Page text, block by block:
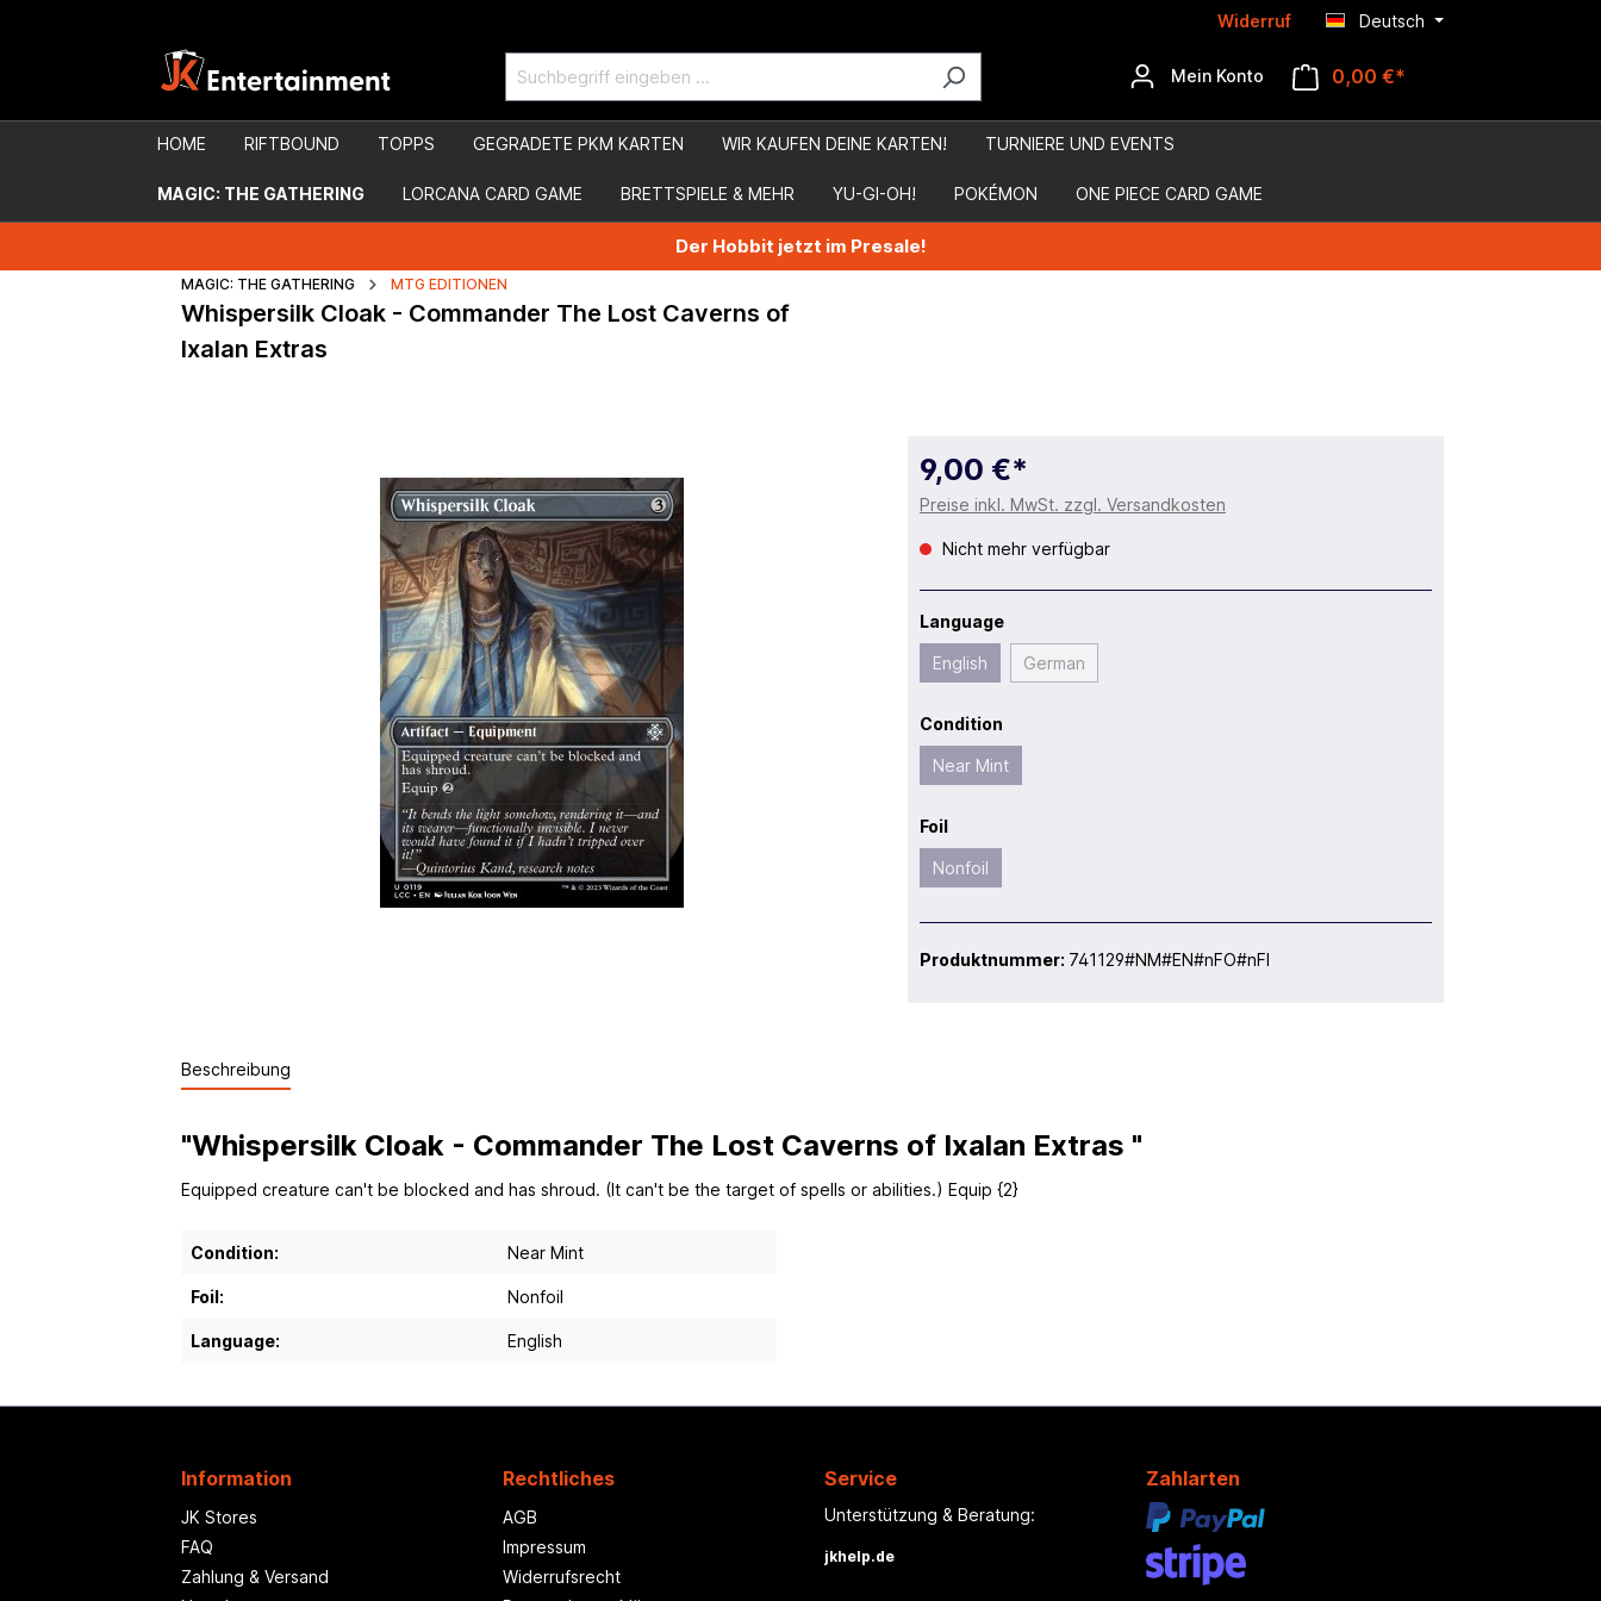
Widerruf Deutsch
Mein Konto 0,00 €*
HOME RIFTBOUND TOPPS GEGRADETE PKM KARTEN WIR KAUFEN DEINE KARTEN! TURNIERE UND EVENTS
MAGIC: THE GATHERING LORCANA CARD GAME BRETTSPIELE & MEHR YU-GI-OH! POKÉMON ONE PIECE CARD GAME
Der Hobbit jetzt im Presale!
MAGIC: THE GATHERING MTG EDITIONEN
Whispersilk Cloak - Commander The Lost Caverns of
Ixalan Extras
9,00 €*
Preise inkl. MwSt. zzgl. Versandkosten
Nicht mehr verfügbar
Language
English German
Condition
Near Mint
Foil
Nonfoil
Produktnummer: 741129#NM#EN#nFO#nFI
Beschreibung
"Whispersilk Cloak - Commander The Lost Caverns of Ixalan Extras "
Equipped creature can't be blocked and has shroud. (It can't be the target of spells or abilities.) Equip {2}
Condition: Near Mint
Foil: Nonfoil
Language: English
Information
JK Stores
FAQ
Zahlung & Versand
Rechtliches
AGB
Impressum
Widerrufsrecht
Service
Unterstützung & Beratung:
jkhelp.de
Zahlarten